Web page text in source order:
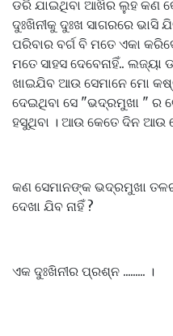
ଡରି ଯାଇଥିବା ଆଖିର ଲୁହ କଣ
ଦୁଃଖିନୀକୁ ଦୁଃଖ ସାଗରରେ ଭାସି
ପରିବାର ବର୍ଗ ବି ମତେ ଏକା
ମତେ ସାହସ ଦେବେନାହିଁ..
ଖାଇଯିବ ଆଉ ସେମାନେ ମୋ
ଦେଇଥିବା ସେ "ଭଦ୍ରମୁଖା " ର
ହସୁଥିବା । ଆଉ କେତେ ଦିନ ଆଉ
କଣ ସେମାନଙ୍କ ଭଦ୍ରମୁଖା ତଳର
ଦେଖା ଯିବ ନାହିଁ ?
ଏକ ଦୁଃଖିନୀର ପ୍ରଶ୍ନ ......... ।